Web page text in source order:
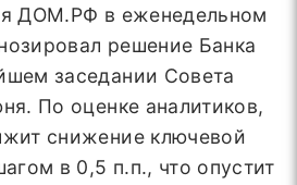
ДОМ.РФ в еженедельном
решение Банка
заседании Совета
По оценке аналитиков,
снижение ключевой
в 0,5 п.п., что опустит